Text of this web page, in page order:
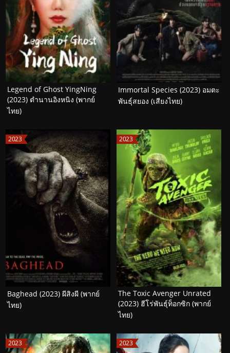
Legend of Ghost YingNing
(2023) ตำนานอิงหนิง (พากย์
ไทย)
Immortal Species (2023) อมตะ
พันธุ์สยอง (เสียงไทย)
2023
Baghead (2023) ผีสิงผี (พากย์
ไทย)
2023
The Toxic Avenger Unrated
(2023) ฮีโร่พันธุ์ท็อกซิก (พากย์
ไทย)
2023 2023